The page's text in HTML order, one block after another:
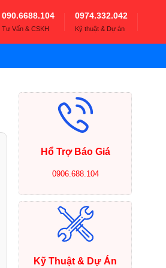
090.6688.104
Tư Vấn & CSKH
0974.332.042
Kỹ thuật & Dự án
Hổ Trợ Báo Giá
0906.688.104
Kỹ Thuật & Dự Án